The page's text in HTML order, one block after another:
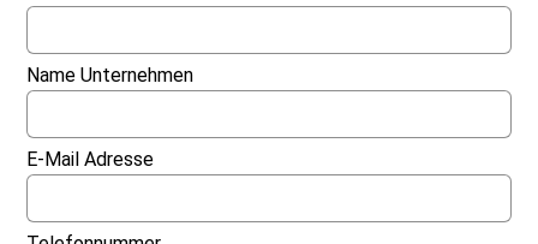
Name Unternehmen
E-Mail Adresse